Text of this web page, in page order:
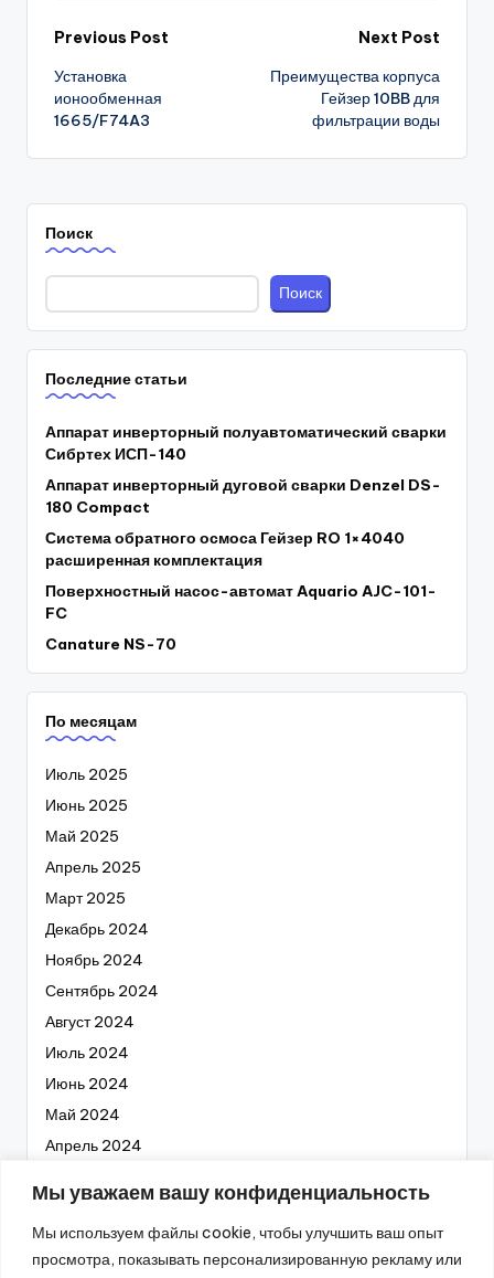
Мы уважаем вашу конфиденциальность
Мы используем файлы cookie, чтобы улучшить ваш опыт
просмотра, показывать персонализированную рекламу или
Post
navigation
Previous Post
Установка
ионообменная
1665/F74A3
Next Post
Преимущества корпуса
Гейзер 10BB для
фильтрации воды
Поиск
Поиск
Последние статьи
Аппарат инверторный полуавтоматический сварки
Сибртех ИСП-140
Аппарат инверторный дуговой сварки Denzel DS-
180 Compact
Система обратного осмоса Гейзер RO 1×4040
расширенная комплектация
Поверхностный насос-автомат Aquario AJC-101-
FC
Canature NS-70
По месяцам
Июль 2025
Июнь 2025
Май 2025
Апрель 2025
Март 2025
Декабрь 2024
Ноябрь 2024
Сентябрь 2024
Август 2024
Июль 2024
Июнь 2024
Май 2024
Апрель 2024
Февраль 2024
Январь 2024
Декабрь 2023